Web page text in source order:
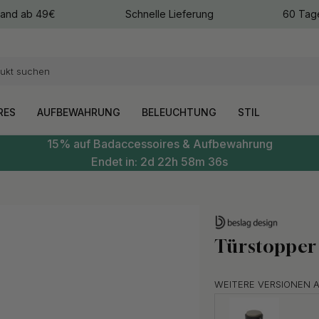
ab 49€ Schnelle Lieferung 60
AUFBEWAHRUNG BELEUCHTUNG STIL
15% auf Badaccessoires & Aufbewahrung
Endet in: 2d 22h 58m 34s
WEITERE VERSIONEN